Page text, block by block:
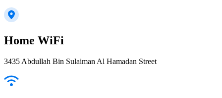
Home WiFi
3435 Abdullah Bin Sulaiman Al Hamadan Street